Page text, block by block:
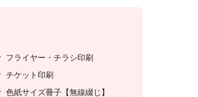
フライヤー・チラシ印刷
チケット印刷
色紙サイズ冊子【無線綴じ】